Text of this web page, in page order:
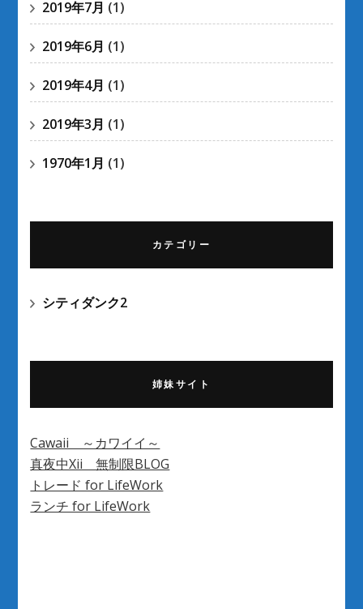
2019年7月 (1)
2019年6月 (1)
2019年4月 (1)
2019年3月 (1)
1970年1月 (1)
カテゴリー
シティダンク2
姉妹サイト
Cawaii ～カワイイ～
真夜中Xii 無制限BLOG
トレード for LifeWork
ランチ for LifeWork